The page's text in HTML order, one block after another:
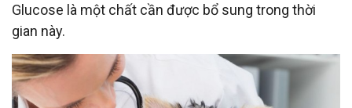
Glucose là một chất cần được bổ sung trong thời
gian này.